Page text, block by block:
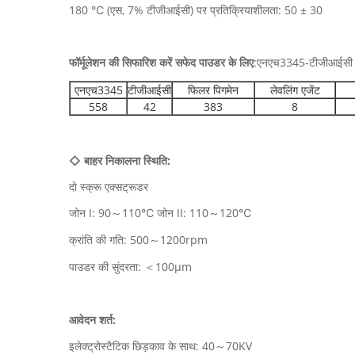
180 ℃ (एस, 7% टीजीआईसी) पर प्रतिक्रियाशीलता: 50 ± 30
फॉर्मूलेशन की सिफारिश करेंसफेद पाउडर के लिए:एनएच3345-टीजीआईसी
एनएच3345 टीजीआईसी फिलर पिगमेन लेवलिंग एजेंट
558
42 383 8
◇ बाहर निकालना स्थिति:
दो स्क्रू एक्सट्रूडर
जोन I: 90～110℃ जोन II: 110～120℃
क्रांति की गति: 500～1200rpm
पाउडर की सुंदरता: ＜100μm
आवेदन शर्त:
इलेक्ट्रोस्टैटिक छिड़काव के साथ: 40～70KV